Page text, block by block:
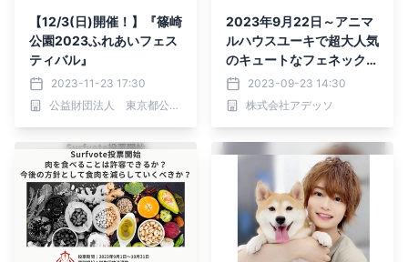
【12/3(日)開催！】『篠崎
公園2023ふれあいフェス
ティバル』
2023-11-23 17:30
公益財団法人 東京都公園協会
2023年9月22日～アニマ
ルハウスユーキで超大人気
のキュートなフェネック
『きゅーちゃん』がコラボ
発表！！
2023-09-23 14:30
株式会社アデッソ